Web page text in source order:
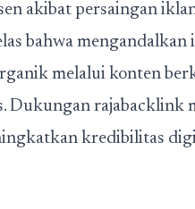
akibat persaingan
bahwa
melalui konten
Dukungan rajabacklink
kredibilitas